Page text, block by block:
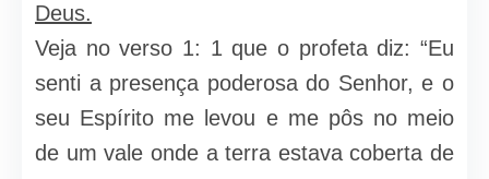
Deus.
Veja no verso 1: 1 que o profeta diz: “Eu
senti a presença poderosa do Senhor, e o
seu Espírito me levou e me pôs no meio
de um vale onde a terra estava coberta de